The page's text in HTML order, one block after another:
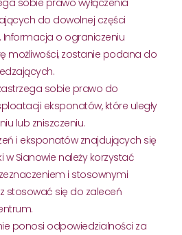
sobie prawo wyłączenia
do dowolnej części
Informacja o ograniczeniu
możliwości, zostanie podana do
sobie prawo do
eksponatów, które uległy
lub zniszczeniu.
i eksponatów znajdujących się
w Sianowie należy korzystać
i stosownymi
stosować się do zaleceń
ponosi odpowiedzialności za